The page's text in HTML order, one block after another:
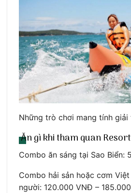
Những trò chơi mang tính giải
Ăn gì khi tham quan
Combo ăn sáng tại Sao Biển:
Combo hải sản hoặc cơm
người: 120.000 VNĐ –